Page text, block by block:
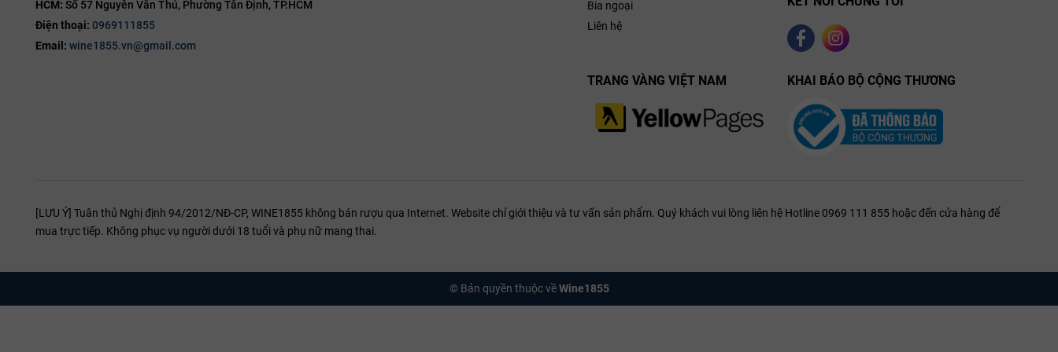
HCM: Số 57 Nguyễn Văn Thủ, Phường Tân Định, TP.HCM
Điện thoại: 0969111855
Email: wine1855.vn@gmail.com
Bia ngoại
Liên hệ
TRANG VÀNG VIỆT NAM KHAI BÁO BỘ CỘNG THƯƠNG
[LƯU Ý] Tuân thủ Nghị định 94/2012/NĐ-CP, WINE1855 không bán rượu qua Internet. Website chỉ giới thiệu và tư vấn sản phẩm. Quý khách vui lòng liên hệ Hotline 0969 111 855 hoặc đến cửa hàng để
mua trực tiếp. Không phục vụ người dưới 18 tuổi và phụ nữ mang thai.
© Bản quyền thuộc vềWine1855